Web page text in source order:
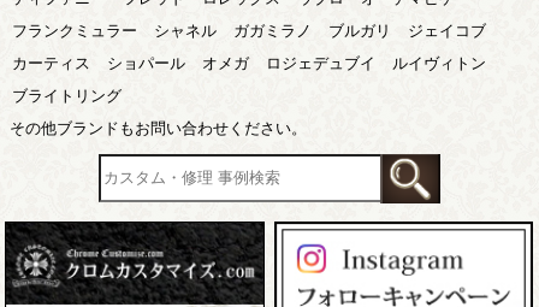
フランクミュラー
シャネル ガガミラノ ブルガリ
ジェイコブ
カーティス
ショパール オメガ ロジェデュブイ
ルイヴィトン
ブライトリング
その他ブランドもお問い合わせください。